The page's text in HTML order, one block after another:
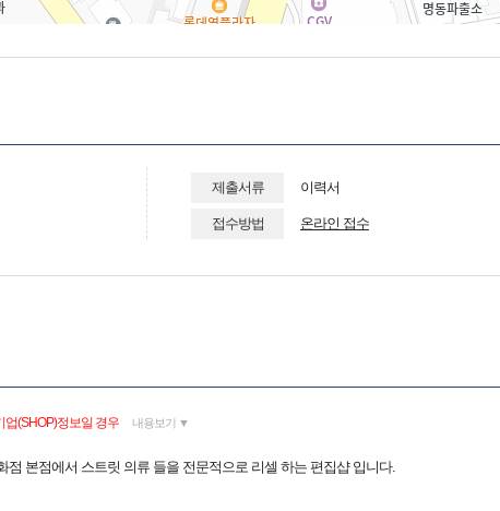
제출서류 이력서
접수방법 온라인 접수
(SHOP)정보일 경우 내용보기 ▼
점 본점에서 스트릿 의류 들을 전문적으로 리셀 하는 편집샵 입니다.